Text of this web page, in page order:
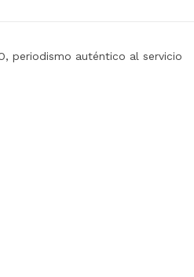
periodismo auténtico al servicio